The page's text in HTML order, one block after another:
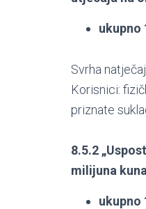
ukupno
Svrha
Korisnici:
priznate
8.5.2
milijuna
ukupno